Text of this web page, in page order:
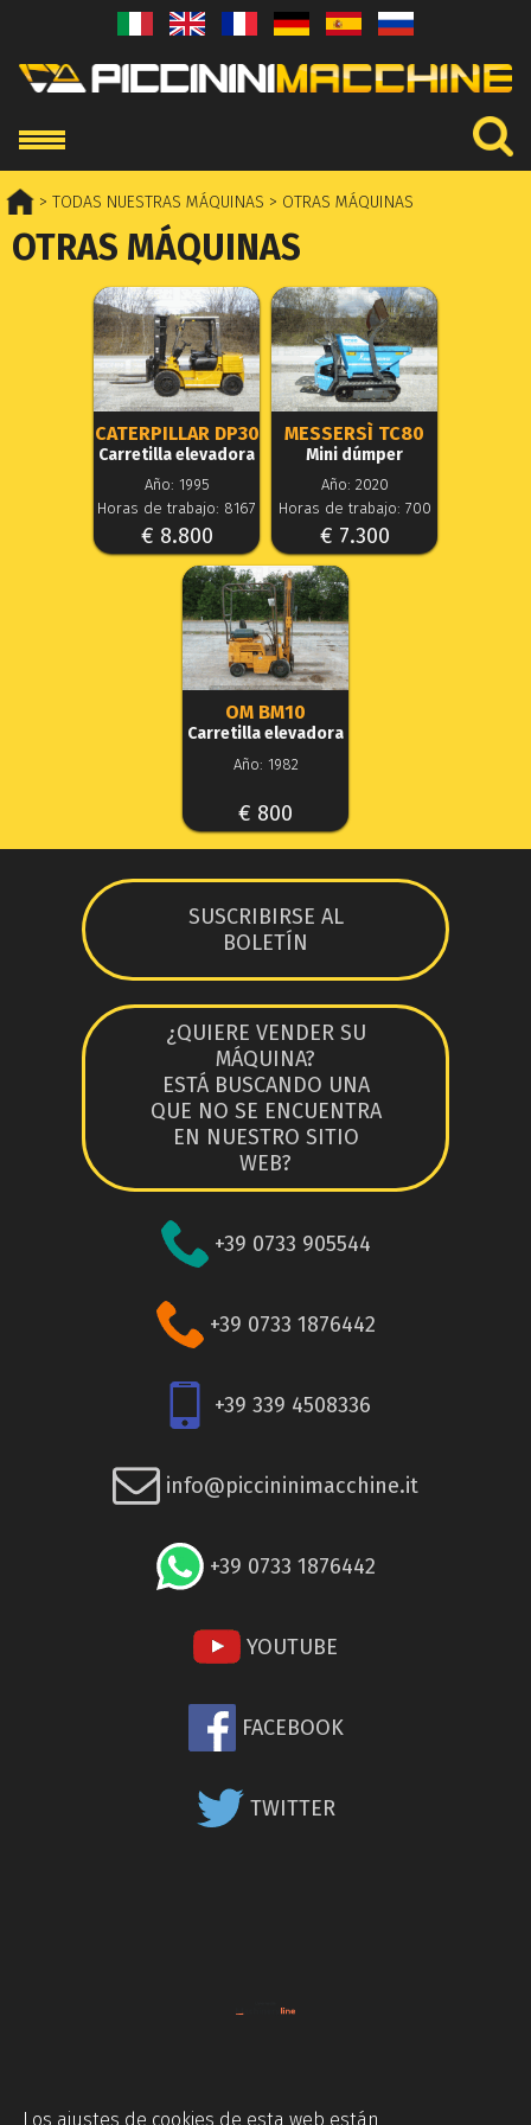
Los ajustes de cookies de esta web están
> TODAS NUESTRAS MÁQUINAS > OTRAS MÁQUINAS
OTRAS MÁQUINAS
CATERPILLAR DP30
Carretilla elevadora
Año: 1995
Horas de trabajo: 8167
€ 8.800
MESSERSÌ TC80
Mini dúmper
Año: 2020
Horas de trabajo: 700
€ 7.300
OM BM10
Carretilla elevadora
Año: 1982
€ 800
SUSCRIBIRSE AL
BOLETÍN
¿QUIERE VENDER SU
MÁQUINA?
ESTÁ BUSCANDO UNA
QUE NO SE ENCUENTRA
EN NUESTRO SITIO
WEB?
+39 0733 905544
+39 0733 1876442
+39 339 4508336
info@piccininimacchine.it
+39 0733 1876442
YOUTUBE
FACEBOOK
TWITTER